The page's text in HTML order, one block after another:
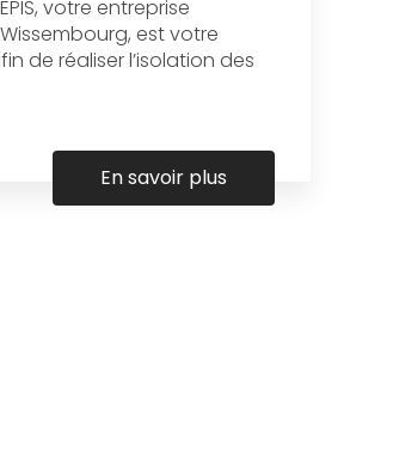
votre entreprise
est votre
de réaliser l’isolation des
En savoir plus